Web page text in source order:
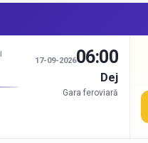
17-09-202606:00
Dej
Gara feroviară